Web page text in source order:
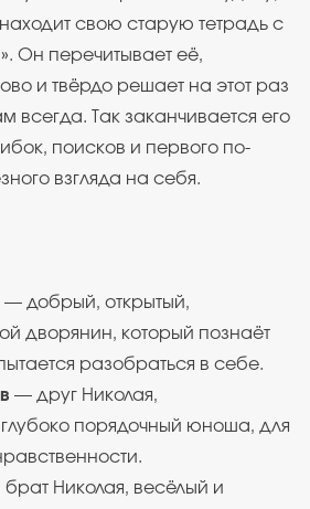
свою старую тетрадь с
Он перечитывает её,
и твёрдо решает на этот раз
всегда. Так заканчивается его
поисков и первого по-
взгляда на себя.
— добрый, открытый,
дворянин, который познаёт
разобраться в себе.
— друг Николая,
порядочный юноша, для
Николая, весёлый и